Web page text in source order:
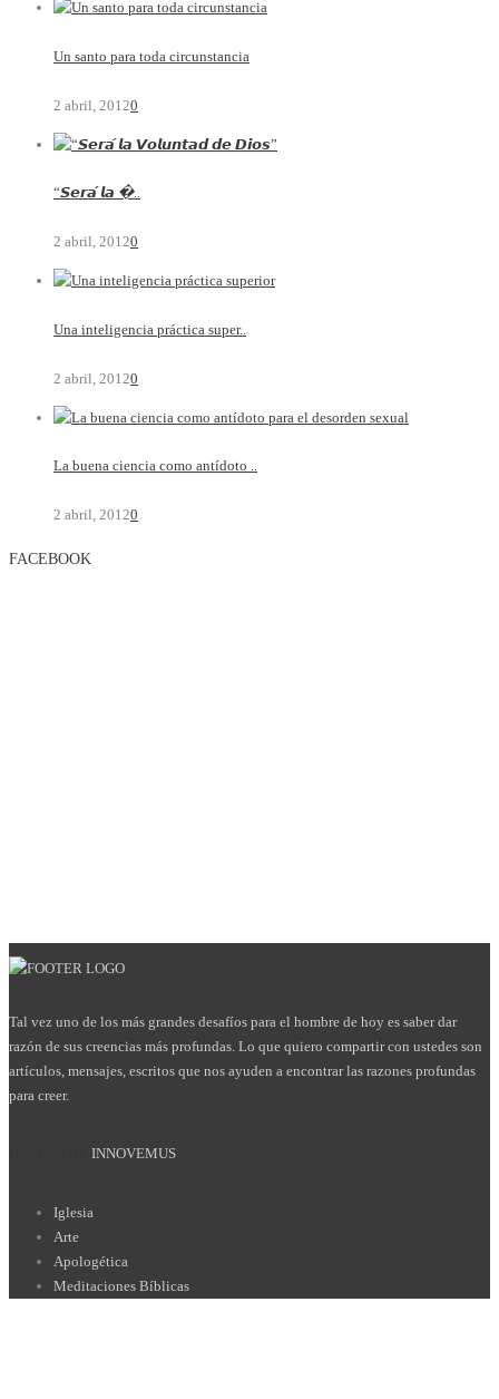
Un santo para toda circunstancia
2 abril, 20120
“𝙎𝙚𝙧𝙖́ 𝙡𝙖 �..
2 abril, 20120
Una inteligencia práctica super..
2 abril, 20120
La buena ciencia como antídoto ..
2 abril, 20120
FACEBOOK
Tal vez uno de los más grandes desafíos para el hombre de hoy es saber dar
razón de sus creencias más profundas. Lo que quiero compartir con ustedes son
artículos, mensajes, escritos que nos ayuden a encontrar las razones profundas
para creer.
INNOVEMUS
Iglesia
Arte
Apologética
Meditaciones Bíblicas